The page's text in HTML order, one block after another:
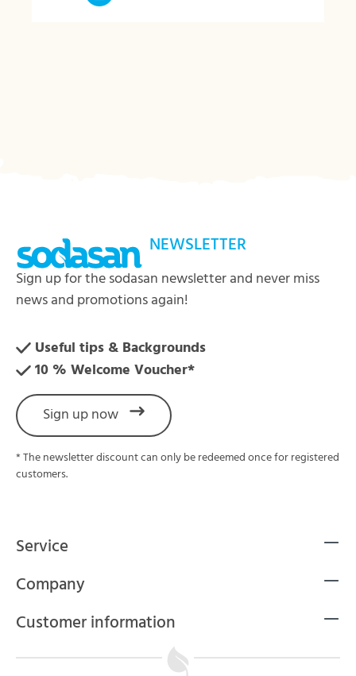
NEWSLETTER
Sign up for the sodasan newsletter and never miss
news and promotions again!
Useful tips & Backgrounds
10 % Welcome Voucher*
Sign up now
* The newsletter discount can only be redeemed once for registered
customers.
Service
Company
Customer information